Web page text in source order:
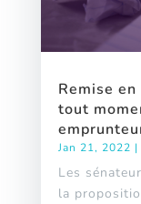
Remise
tout
Jan 21, 2022 |
Les
la